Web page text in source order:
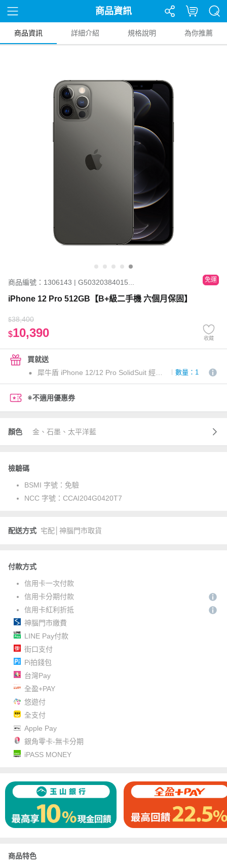
商品資訊
商品資訊 詳細介紹 規格說明 為你推薦
商品編號：1306143 | G50320384015... 免運
iPhone 12 Pro 512GB【B+級二手機 六個月保固】
$38,400
$10,390 收藏
買就送
犀牛盾 iPhone 12/12 Pro SolidSuit 經典黑
數量：1
※不適用優惠券
顏色 金、石墨、太平洋藍
檢驗碼
BSMI 字號： 免驗
NCC 字號： CCAI204G0420T7
配送方式 宅配│神腦門市取貨
付款方式
信用卡一次付款
信用卡分期付款
信用卡紅利折抵
神腦門市繳費
LINE Pay付款
街口支付
Pi拍錢包
台灣Pay
全盈+PAY
悠遊付
全支付
Apple Pay
銀角零卡-無卡分期
iPASS MONEY
商品特色